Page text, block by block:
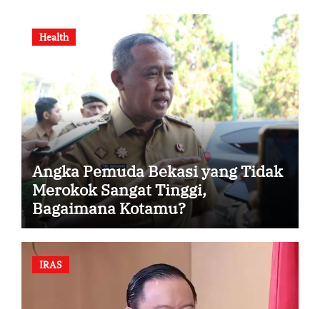
Health
Angka Pemuda Bekasi yang Tidak
Merokok Sangat Tinggi,
Bagaimana Kotamu?
IRAS